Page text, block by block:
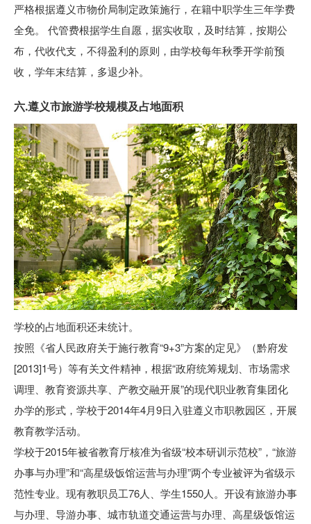
严格根据遵义市物价局制定政策施行，在籍中职学生三年学费
全免。 代管费根据学生自愿，据实收取，及时结算，按期公
布，代收代支，不得盈利的原则，由学校每年秋季开学前预
收，学年末结算，多退少补。
六.遵义市旅游学校规模及占地面积
学校的占地面积还未统计。
按照《省人民政府关于施行教育“9+3”方案的定见》（黔府发
[2013]1号）等有关文件精神，根据“政府统筹规划、市场需求
调理、教育资源共享、产教交融开展”的现代职业教育集团化
办学的形式，学校于2014年4月9日入驻遵义市职教园区，开展
教育教学活动。
学校于2015年被省教育厅核准为省级“校本研训示范校”，“旅游
办事与办理”和“高星级饭馆运营与办理”两个专业被评为省级示
范性专业。现有教职员工76人、学生1550人。开设有旅游办事
与办理、导游办事、城市轨道交通运营与办理、高星级饭馆运